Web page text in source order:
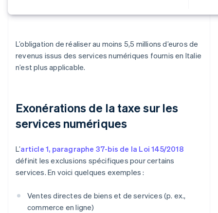
L’obligation de réaliser au moins 5,5 millions d’euros de
revenus issus des services numériques fournis en Italie
n’est plus applicable.
Exonérations de la taxe sur les
services numériques
L’article 1, paragraphe 37-bis de la Loi 145/2018
définit les exclusions spécifiques pour certains
services. En voici quelques exemples :
Ventes directes de biens et de services (p. ex.,
commerce en ligne)